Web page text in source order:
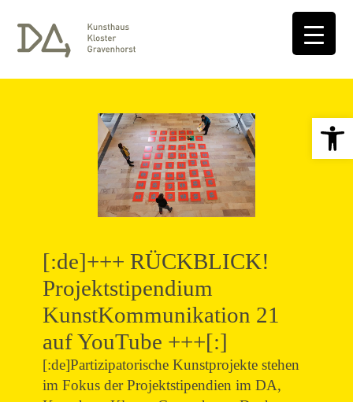
[:de]+++ RÜCKBLICK!
Projektstipendium
KunstKommunikation 21
auf YouTube +++[:]
[:de]Partizipatorische Kunstprojekte stehen
im Fokus der Projektstipendien im DA,